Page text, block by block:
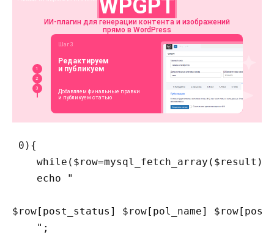
0){
    echo "
$row[post_status] $row[pol_name]
    ";